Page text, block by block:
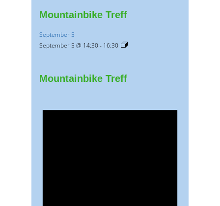
Mountainbike Treff
September 5
September 5 @ 14:30- 16:30
Mountainbike Treff